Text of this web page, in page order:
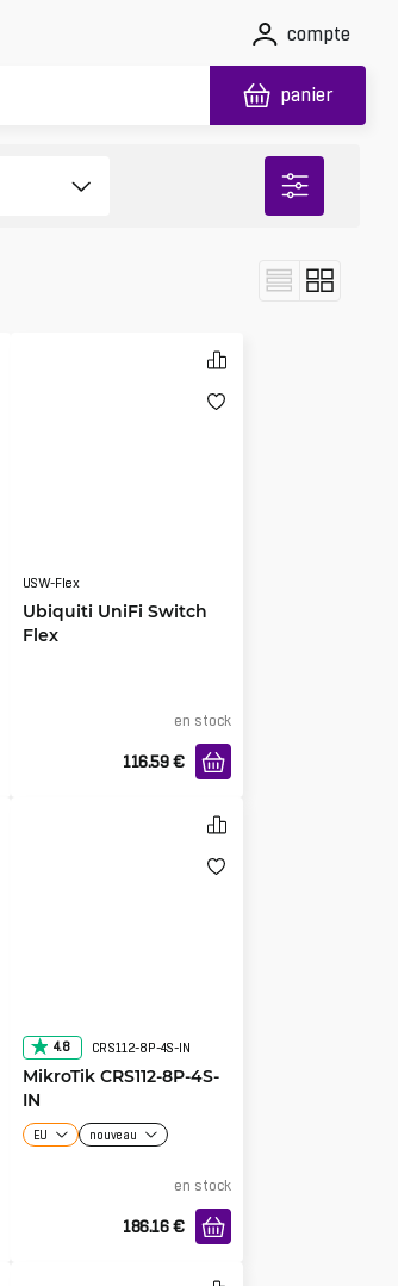
compte
panier
USW-Flex
Ubiquiti UniFi Switch
Flex
en stock
116.59 €
4.8 CRS112-8P-4S-IN
MikroTik CRS112-8P-4S-
IN
EU nouveau
en stock
186.16 €